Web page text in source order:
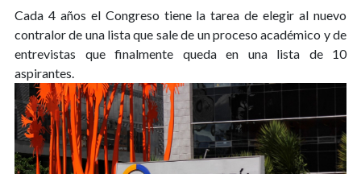
Cada 4 años el Congreso tiene la tarea de elegir al nuevo
contralor de una lista que sale de un proceso académico y de
entrevistas que finalmente queda en una lista de 10
aspirantes.